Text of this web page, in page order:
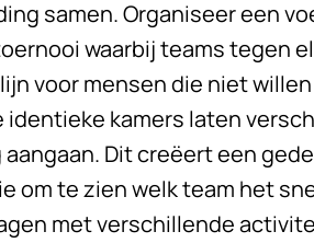
samen. Organiseer een
waarbij teams tegen
voor mensen die niet
identieke kamers laten
Dit creëert een
om te zien welk team het
met verschillende